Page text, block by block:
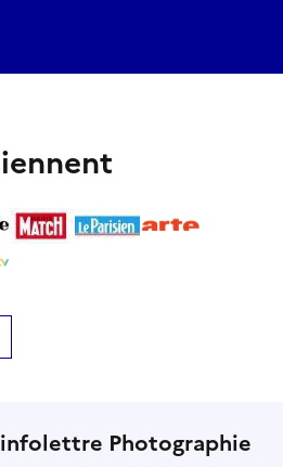
Photographie